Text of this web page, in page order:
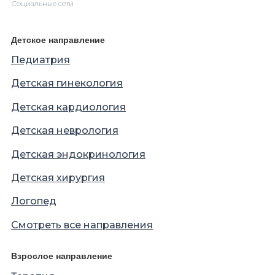
Социальные сети
Детское направление
Педиатрия
Детская гинекология
Детская кардиология
Детская неврология
Детская эндокринология
Детская хирургия
Логопед
Смотреть все направления
Взрослое направление